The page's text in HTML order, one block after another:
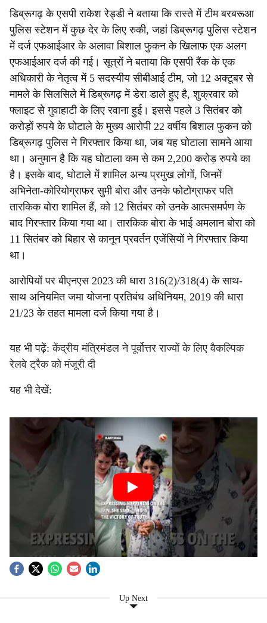
डिब्रूगढ़ के एसपी राकेश रेड्डी ने बताया कि रास्ते में टीम बरबरूआ
पुलिस स्टेशन में कुछ देर के लिए रुकी, जहां डिब्रूगढ़ पुलिस स्टेशन
में दर्ज एफआईआर के अलावा बिशाल फुकन के खिलाफ एक अलग
एफआईआर दर्ज की गई। सूत्रों ने बताया कि एसपी रैंक के एक
अधिकारी के नेतृत्व में 5 सदस्यीय सीबीआई टीम, जो 12 अक्टूबर से
मामले के सिलसिले में डिब्रूगढ़ में डेरा डाले हुए है, शुक्रवार को
फ्लाइट से गुवाहाटी के लिए रवाना हुई। इससे पहले 3 सितंबर को
करोड़ों रुपये के घोटाले के मुख्य आरोपी 22 वर्षीय बिशाल फुकन को
डिब्रूगढ़ पुलिस ने गिरफ्तार किया था, जब यह घोटाला सामने आया
था। अनुमान है कि यह घोटाला कम से कम 2,200 करोड़ रुपये का
है। इसके बाद, घोटाले में शामिल अन्य प्रमुख लोगों, जिनमें
अभिनेता-कोरियोग्राफर सुमी बोरा और उनके फोटोग्राफर पति
तारकिक बोरा शामिल हैं, को 12 सितंबर को उनके आत्मसमर्पण के
बाद गिरफ्तार किया गया था। तारकिक बोरा के भाई अमलान बोरा को
11 सितंबर को बिहार से कानून प्रवर्तन एजेंसियों ने गिरफ्तार किया
था।
आरोपियों पर बीएनएस 2023 की धारा 316(2)/318(4) के साथ-
साथ अनियमित जमा योजना प्रतिबंध अधिनियम, 2019 की धारा
21/23 के तहत मामला दर्ज किया गया है।
यह भी पढ़ें:केंद्रीय मंत्रिमंडल ने पूर्वोत्तर राज्यों के लिए वैकल्पिक
रेलवे ट्रैक को मंजूरी दी
यह भी देखें:
Up Next